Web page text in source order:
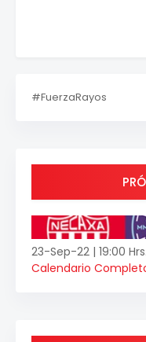
#FuerzaRayos
23-Sep-22 | 19:00
Calendario